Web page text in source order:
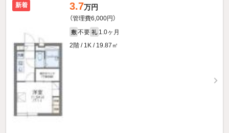
新着 3.7万円
（管理費6,000円）
敷 不要 礼 1.0ヶ月
2階 / 1K / 19.87㎡